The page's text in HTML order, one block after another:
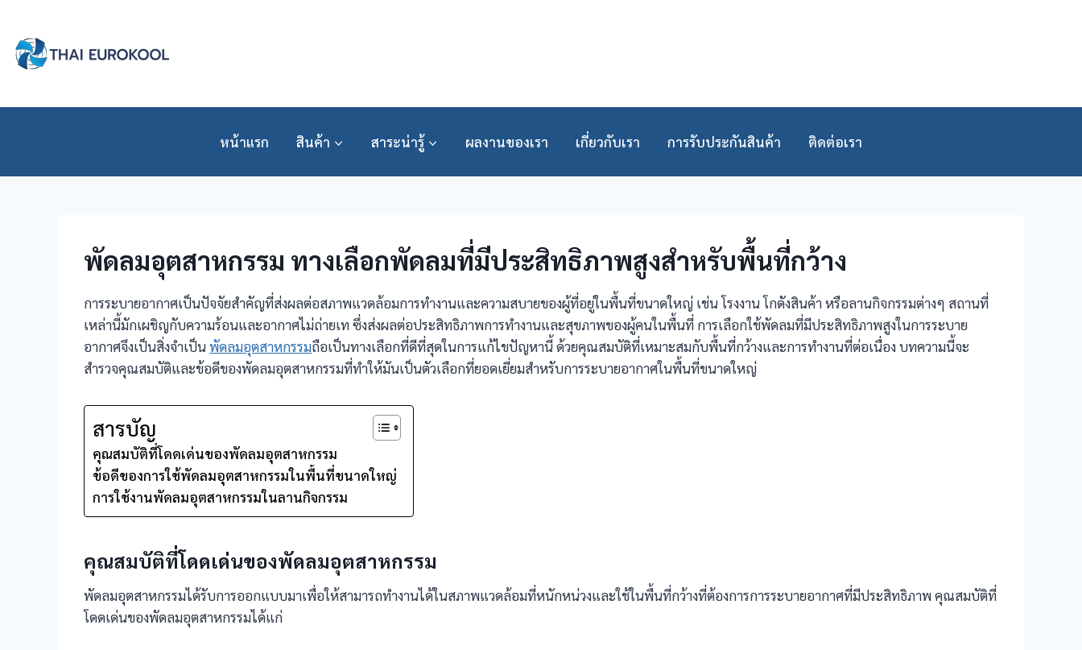
content
หน้าแรก สินค้า สาระน่ารู้ ผลงานของเรา เกี่ยวกับเรา การรับประกันสินค้า ติดต่อเรา
พัดลมอุตสาหกรรม ทางเลือกพัดลมที่มีประสิทธิภาพสูงสำหรับพื้นที่กว้าง
การระบายอากาศเป็นปัจจัยสำคัญที่ส่งผลต่อสภาพแวดล้อมการทำงานและความสบายของผู้ที่อยู่ในพื้นที่ขนาดใหญ่ เช่น โรงงาน โกดังสินค้า หรือลานกิจกรรมต่างๆ สถานที่
เหล่านี้มักเผชิญกับความร้อนและอากาศไม่ถ่ายเท ซึ่งส่งผลต่อประสิทธิภาพการทำงานและสุขภาพของผู้คนในพื้นที่ การเลือกใช้พัดลมที่มีประสิทธิภาพสูงในการระบาย
อากาศจึงเป็นสิ่งจำเป็นพัดลมอุตสาหกรรมถือเป็นทางเลือกที่ดีที่สุดในการแก้ไขปัญหานี้ ด้วยคุณสมบัติที่เหมาะสมกับพื้นที่กว้างและการทำงานที่ต่อเนื่อง บทความนี้จะ
สำรวจคุณสมบัติและข้อดีของพัดลมอุตสาหกรรมที่ทำให้มันเป็นตัวเลือกที่ยอดเยี่ยมสำหรับการระบายอากาศในพื้นที่ขนาดใหญ่
สารบัญ
คุณสมบัติที่โดดเด่นของพัดลมอุตสาหกรรม
ข้อดีของการใช้พัดลมอุตสาหกรรมในพื้นที่ขนาดใหญ่
การใช้งานพัดลมอุตสาหกรรมในลานกิจกรรม
คุณสมบัติที่โดดเด่นของพัดลมอุตสาหกรรม
พัดลมอุตสาหกรรมได้รับการออกแบบมาเพื่อให้สามารถทำงานได้ในสภาพแวดล้อมที่หนักหน่วงและใช้ในพื้นที่กว้างที่ต้องการการระบายอากาศที่มีประสิทธิภาพ คุณสมบัติที่
โดดเด่นของพัดลมอุตสาหกรรมได้แก่